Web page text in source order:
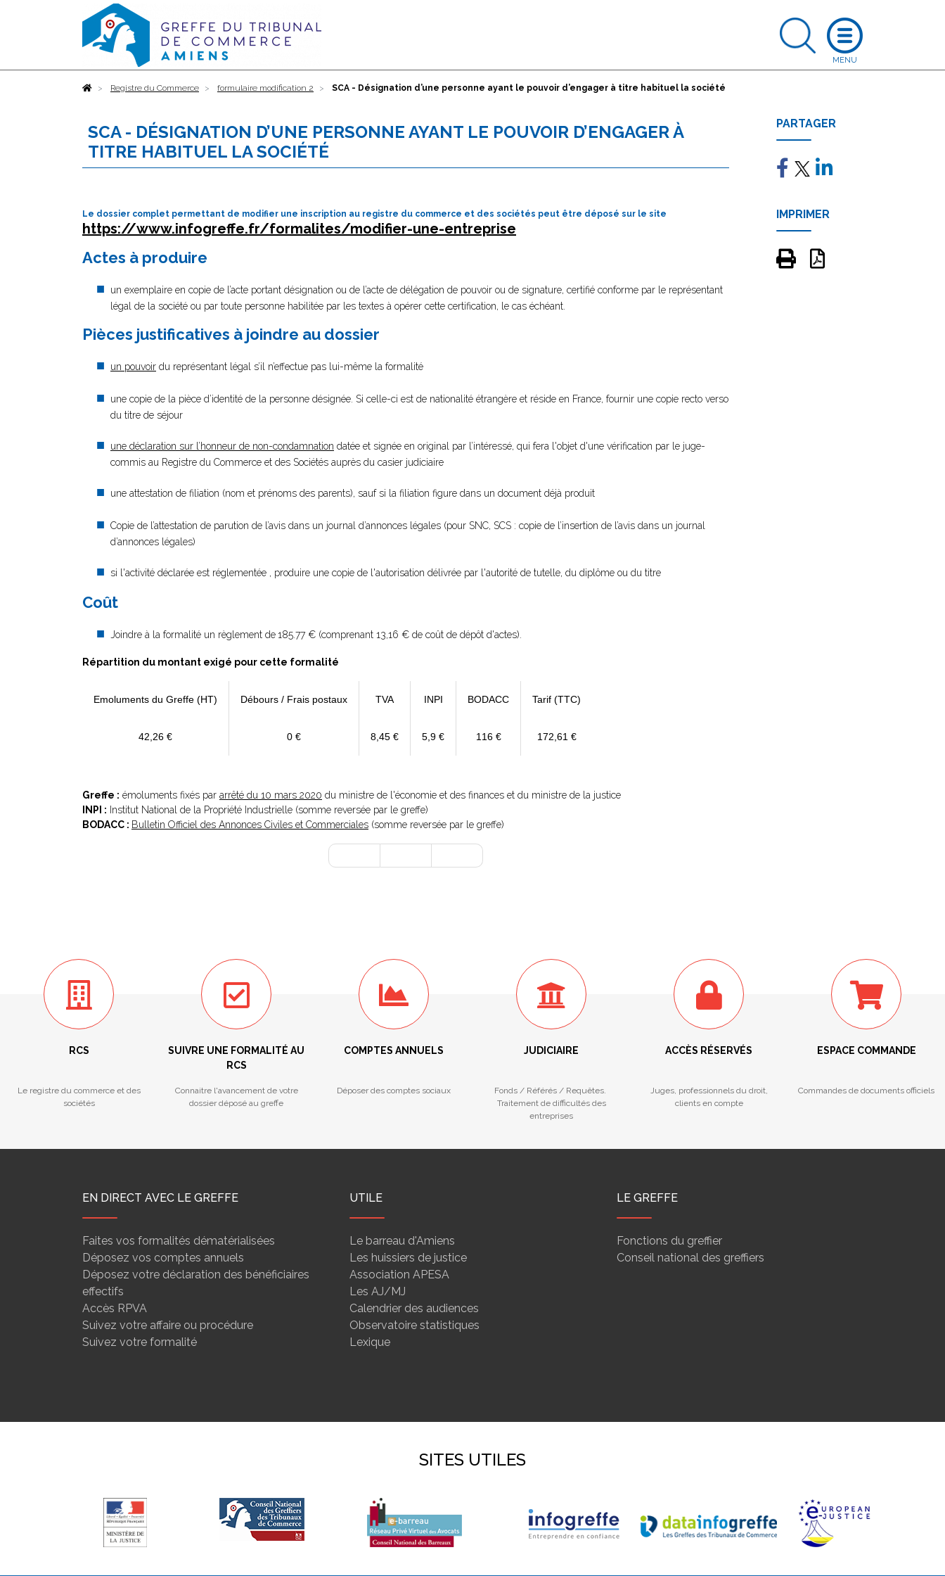
AccueilRegistre du Commerce formulaire modification 2 SCA - Désignation d’une personne ayant le pouvoir d’engager à titre habituel la société
SCA - DÉSIGNATION D’UNE PERSONNE AYANT LE POUVOIR D’ENGAGER À
TITRE HABITUEL LA SOCIÉTÉ
Le dossier complet permettant de modifier une inscription au registre du commerce et des sociétés peut être déposé sur le site
https://www.infogreffe.fr/formalites/modifier-une-entreprise
Actes à produire
un exemplaire en copie de l’acte portant désignation ou de l’acte de délégation de pouvoir ou de signature, certifié conforme par le représentant
légal de la société ou par toute personne habilitée par les textes à opérer cette certification, le cas échéant.
Pièces justificatives à joindre au dossier
un pouvoir du représentant légal s’il n’effectue pas lui-même la formalité
une copie de la pièce d’identité de la personne désignée. Si celle-ci est de nationalité étrangère et réside en France, fournir une copie recto verso
du titre de séjour
une déclaration sur l’honneur de non-condamnation datée et signée en original par l’intéressé, qui fera l'objet d'une vérification par le juge-
commis au Registre du Commerce et des Sociétés auprès du casier judiciaire
une attestation de filiation (nom et prénoms des parents), sauf si la filiation figure dans un document déjà produit
Copie de l’attestation de parution de l’avis dans un journal d’annonces légales (pour SNC, SCS : copie de l’insertion de l’avis dans un journal
d’annonces légales)
si l'activité déclarée est réglementée , produire une copie de l'autorisation délivrée par l'autorité de tutelle, du diplôme ou du titre
Coût
Joindre à la formalité un règlement de185.77 € (comprenant 13,16 € de coût de dépôt d'actes).
Répartition du montant exigé pour cette formalité
Emoluments du Greffe (HT) Débours / Frais postaux TVA INPI BODACC Tarif (TTC)
42,26 € 0 € 8,45 € 5,9 € 116 € 172,61 €
Greffe : émoluments fixés par arrêté du 10 mars 2020 du ministre de l'économie et des finances et du ministre de la justice
INPI : Institut National de la Propriété Industrielle (somme reversée par le greffe)
BODACC : Bulletin Officiel des Annonces Civiles et Commerciales (somme reversée par le greffe)
PARTAGER
IMPRIMER
RCS
Le registre du commerce et des
sociétés
SUIVRE UNE FORMALITÉ AU
RCS
Connaitre l'avancement de votre
dossier déposé au greffe
COMPTES ANNUELS
Déposer des comptes sociaux
JUDICIAIRE
Fonds / Référés / Requêtes.
Traitement de difficultés des
entreprises
ACCÈS RÉSERVÉS
Juges, professionnels du droit,
clients en compte
ESPACE COMMANDE
Commandes de documents officiels
EN DIRECT AVEC LE GREFFE
Faites vos formalités dématérialisées
Déposez vos comptes annuels
Déposez votre déclaration des bénéficiaires
effectifs
Accès RPVA
Suivez votre affaire ou procédure
Suivez votre formalité
UTILE
Le barreau d'Amiens
Les huissiers de justice
Association APESA
Les AJ/MJ
Calendrier des audiences
Observatoire statistiques
Lexique
LE GREFFE
Fonctions du greffier
Conseil national des greffiers
SITES UTILES